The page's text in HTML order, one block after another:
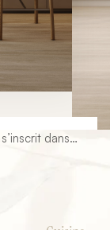
dans
réalisé par
jusqu’à la